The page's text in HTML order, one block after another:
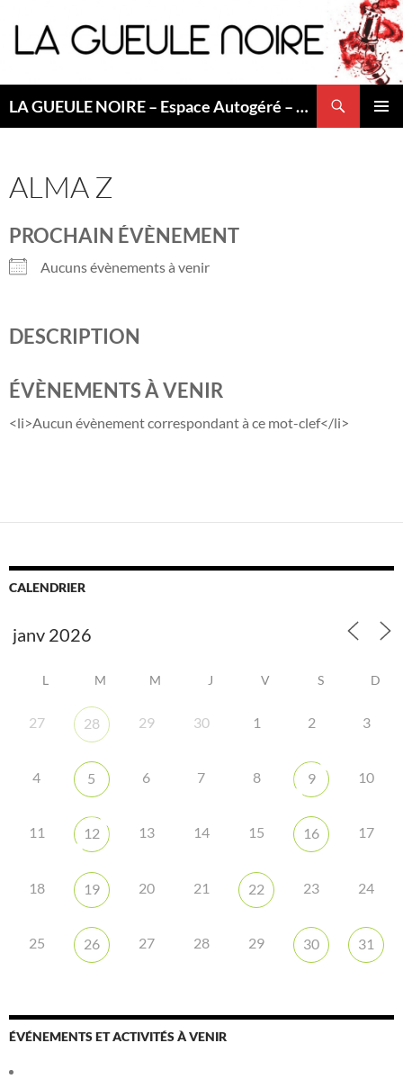
au
contenu
LA GUEULE NOIRE – Espace Autogéré – Saint Etienne
ALMA Z
PROCHAIN ÉVÈNEMENT
Aucuns évènements à venir
DESCRIPTION
ÉVÈNEMENTS À VENIR
<li>Aucun évènement correspondant à ce mot-clef</li>
CALENDRIER
L M M J V S D
27 28 29 30 1 2 3
4 5 6 7 8 9 10
11 12 13 14 15 16 17
18 19 20 21 22 23 24
25 26 27 28 29 30 31
ÉVÉNEMENTS ET ACTIVITÉS À VENIR